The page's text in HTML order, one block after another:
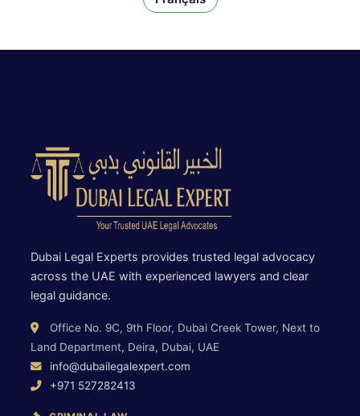
Dubai Legal Experts provides trusted legal advocacy
across the UAE with experienced lawyers and clear
legal guidance.
Office No. 9C, 9th Floor, Dubai Creek Tower, Next to
Land Department, Deira, Dubai, UAE
info@dubailegalexpert.com
+971 527282413